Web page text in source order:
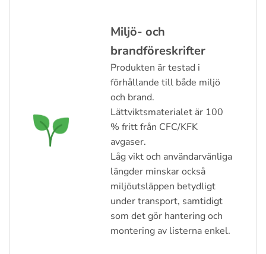
Miljö- och
brandföreskrifter
Produkten är testad i
förhållande till både miljö
och brand.
Lättviktsmaterialet är 100
% fritt från CFC/KFK
avgaser.
Låg vikt och användarvänliga
längder minskar också
miljöutsläppen betydligt
under transport, samtidigt
som det gör hantering och
montering av listerna enkel.